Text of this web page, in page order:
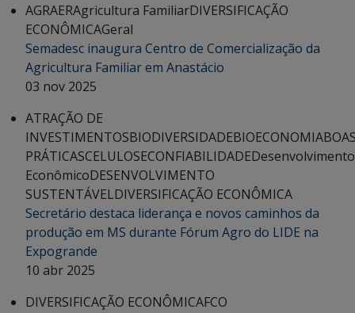
AGRAERAgricultura FamiliarDIVERSIFICAÇÃO
ECONÔMICAGeral
Semadesc inaugura Centro de Comercialização da
Agricultura Familiar em Anastácio
03 nov 2025
ATRAÇÃO DE
INVESTIMENTOSBIODIVERSIDADEBIOECONOMIA
PRÁTICASCELULOSECONFIABILIDADEDesenvolvimento
EconômicoDESENVOLVIMENTO
SUSTENTÁVELDIVERSIFICAÇÃO ECONÔMICA
Secretário destaca liderança e novos caminhos da
produção em MS durante Fórum Agro do LIDE na
Expogrande
10 abr 2025
DIVERSIFICAÇÃO ECONÔMICAFCO